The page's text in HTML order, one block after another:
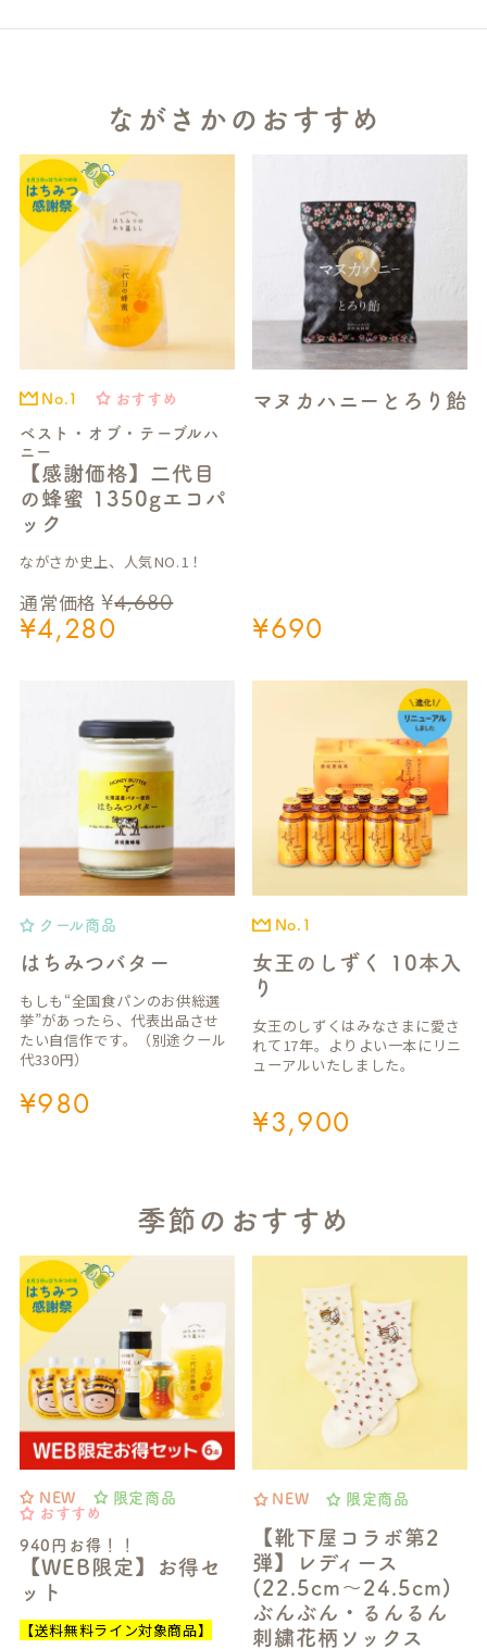
ながさかのおすすめ
ベスト・オブ・テーブルハ
ニー
【感謝価格】二代目
の蜂蜜 1350gエコパ
ック
No.1 おすすめ
通常価格 ¥4,680
¥4,280
ながさか史上、人気NO.1！
マヌカハニーとろり飴
¥690
はちみつバター
クール商品
¥980
もしも“全国食パンのお供総選
挙”があったら、代表出品させ
たい自信作です。（別途クール
代330円）
女王のしずく 10本入
り
No.1
¥3,900
女王のしずくはみなさまに愛さ
れて17年。よりよい一本にリニ
ューアルいたしました。
季節のおすすめ
940円お得！！
【WEB限定】お得セ
ット
NEW
限定商品
おすすめ
【送料無料ライン対象商品】
【靴下屋コラボ第2
弾】レディース
(22.5cm～24.5cm)
ぶんぶん・るんるん
刺繍花柄ソックス
NEW 限定商品